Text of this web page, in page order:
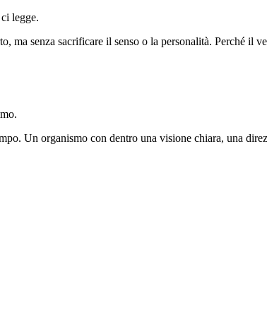
legge.
senza sacrificare il senso o la personalità. Perché il
Un organismo con dentro una visione chiara, una